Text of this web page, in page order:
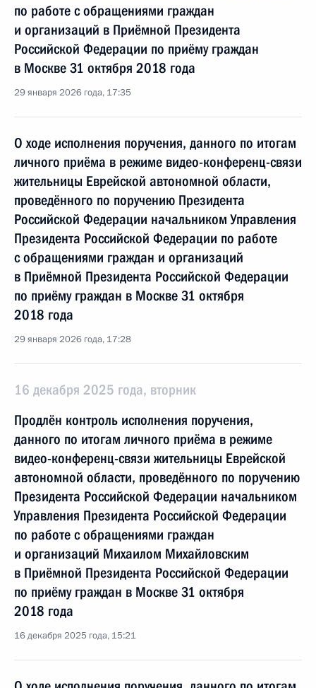
по работе с обращениями граждан
и организаций в Приёмной Президента
Российской Федерации по приёму граждан
в Москве 31 октября 2018 года
29 января 2026 года, 17:35
О ходе исполнения поручения, данного по итогам
личного приёма в режиме видео-конференц-связи
жительницы Еврейской автономной области,
проведённого по поручению Президента
Российской Федерации начальником Управления
Президента Российской Федерации по работе
с обращениями граждан и организаций
в Приёмной Президента Российской Федерации
по приёму граждан в Москве 31 октября
2018 года
29 января 2026 года, 17:28
16 декабря 2025 года, вторник
Продлён контроль исполнения поручения,
данного по итогам личного приёма в режиме
видео-конференц-связи жительницы Еврейской
автономной области, проведённого по поручению
Президента Российской Федерации начальником
Управления Президента Российской Федерации
по работе с обращениями граждан
и организаций Михаилом Михайловским
в Приёмной Президента Российской Федерации
по приёму граждан в Москве 31 октября
2018 года
16 декабря 2025 года, 15:21